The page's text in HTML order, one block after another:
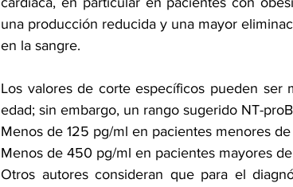
una producción reducida y una mayor
en la sangre.
Los valores de corte específicos pueden
edad; sin embargo, un rango sugerido NT-
Menos de 125 pg/ml en pacientes menores
Menos de 450 pg/ml en pacientes mayores
Otros autores consideran que para el